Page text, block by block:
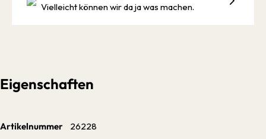
Vielleicht können wir da ja was machen.
Eigenschaften
Artikelnummer 26228